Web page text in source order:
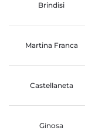
Brindisi
Martina Franca
Castellaneta
Ginosa